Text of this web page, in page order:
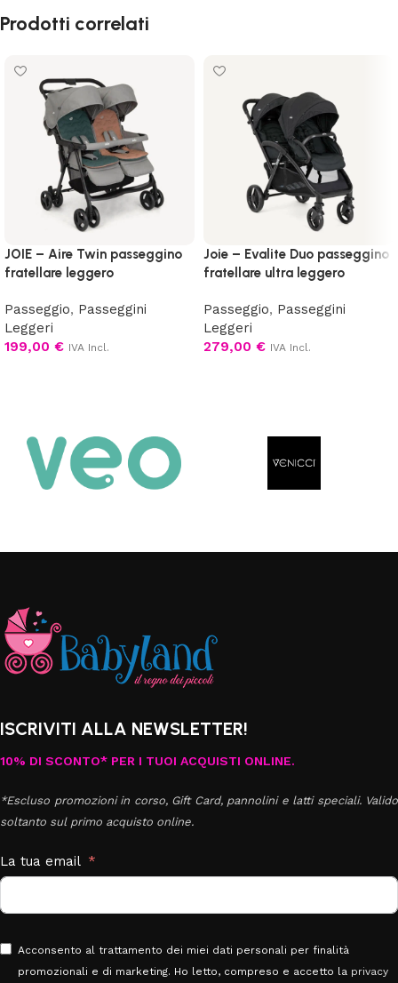
Prodotti correlati
JOIE – Aire Twin passeggino
fratellare leggero
Passeggio, Passeggini
Leggeri
199,00 € IVA Incl.
Joie – Evalite Duo passeggino
fratellare ultra leggero
Passeggio, Passeggini
Leggeri
279,00 € IVA Incl.
ISCRIVITI ALLA NEWSLETTER!
10% DI SCONTO* PER I TUOI ACQUISTI ONLINE.
*Escluso promozioni in corso, Gift Card, pannolini e latti speciali. Valido
soltanto sul primo acquisto online.
La tua email
Acconsento al trattamento dei miei dati personali per finalità
promozionali e di marketing. Ho letto, compreso e accetto la privacy